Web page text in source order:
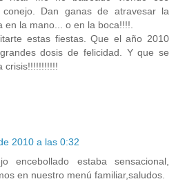
Dan ganas de atravesar la
en la mano... o en la boca!!!!.
estas fiestas. Que el año 2010
dosis de felicidad. Y que se
crisis!!!!!!!!!!!
2010 a las 0:32
encebollado estaba sensacional,
en nuestro menú familiar,saludos.